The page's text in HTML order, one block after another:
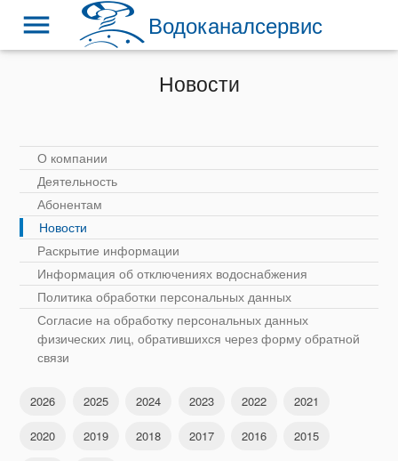
Водоканалсервис
menu
Новости
О компании
Деятельность
Абонентам
Новости
Раскрытие информации
Информация об отключениях водоснабжения
Политика обработки персональных данных
Согласие на обработку персональных данных
физических лиц, обратившихся через форму обратной
связи
2026 2025 2024 2023 2022 2021
2020 2019 2018 2017 2016 2015